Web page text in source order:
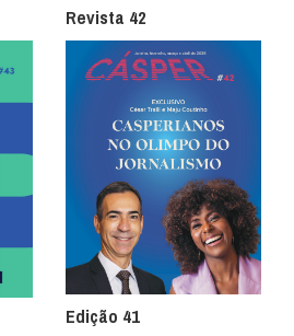
Revista 42
Edição 41